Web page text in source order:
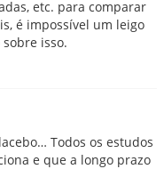
etc. para comparar
é impossível um leigo
isso.
Todos os estudos
e que a longo prazo